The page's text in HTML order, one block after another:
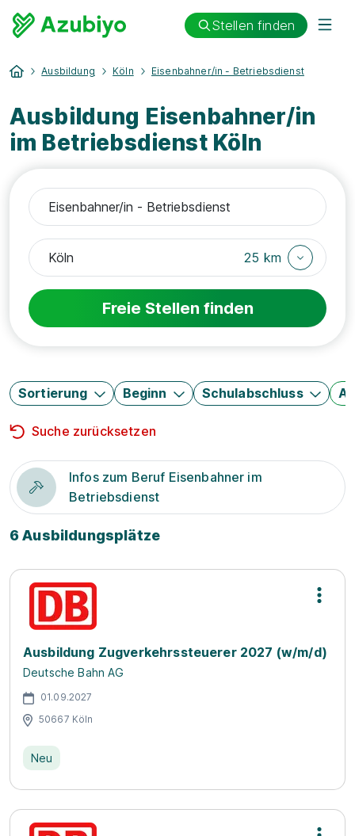
Stellen finden
Ausbildung Köln Eisenbahner/in - Betriebsdienst
Ausbildung Eisenbahner/in
im Betriebsdienst Köln
25 km
Freie Stellen finden
Sortierung Beginn Schulabschluss
Suche zurücksetzen
Infos zum Beruf Eisenbahner im
Betriebsdienst
6 Ausbildungsplätze
Ausbildung Zugverkehrssteuerer 2027 (w/m/d)
Deutsche Bahn AG
01.09.2027
50667 Köln
Neu